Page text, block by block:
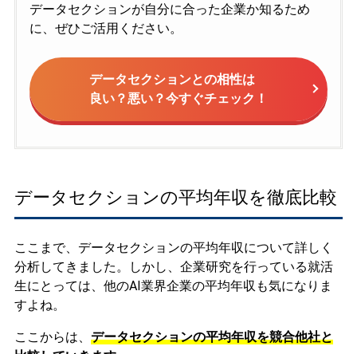
データセクションが自分に合った企業か知るため
に、ぜひご活用ください。
データセクションとの相性は
良い？悪い？今すぐチェック！
データセクションの平均年収を徹底比較
ここまで、データセクションの平均年収について詳しく
分析してきました。しかし、企業研究を行っている就活
生にとっては、他のAI業界企業の平均年収も気になりま
すよね。
ここからは、 データセクションの平均年収を競合他社と